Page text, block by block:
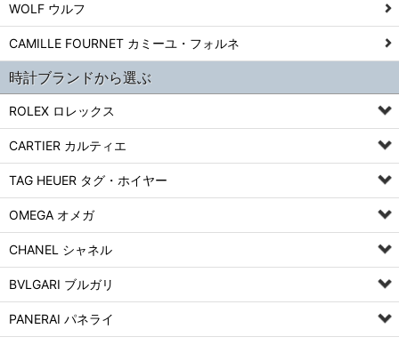
WOLF ウルフ
CAMILLE FOURNET カミーユ・フォルネ
時計ブランドから選ぶ
ROLEX ロレックス
CARTIER カルティエ
TAG HEUER タグ・ホイヤー
OMEGA オメガ
CHANEL シャネル
BVLGARI ブルガリ
PANERAI パネライ